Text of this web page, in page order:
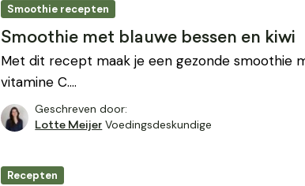
Smoothie recepten
Smoothie met blauwe bessen en kiwi
Met dit recept maak je een gezonde smoothie
vitamine C.…
Geschreven door:
Lotte Meijer Voedingsdeskundige
Recepten